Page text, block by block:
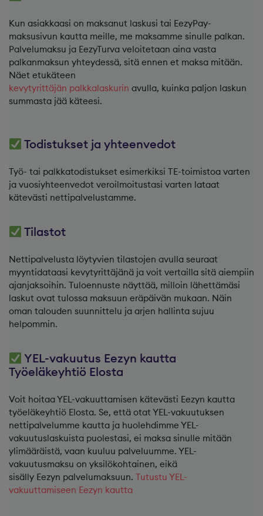
Kun asiakkaasi on maksanut laskusi tai EezyPay-
maksusivun kautta meille, me maksamme sinulle palkan.
Palvelumaksu ja EezyTurva veloitetaan aina vasta
palkanmaksun yhteydessä, sitä ennen et maksa mitään.
Näet etukäteen
kevytyrittäjän palkkalaskurin avulla, kuinka paljon laskun
summasta jää käteesi.
Todistukset ja yhteenvedot
Työ- tai palkkatodistukset esimerkiksi TE-toimistoa varten
ja vuosiyhteenvedot veroilmoitustasi varten lataat
kätevästi nettipalvelustamme.
Tilastot
Nettipalvelusta löytyvien tilastojen avulla seuraat
myyntidataasi kevytyrittäjänä ja voit vertailla sitä aiempiin
ajanjaksoihin. Tuloennuste näyttää, milloin lähettämäsi
laskut ovat tulossa maksuun eräpäivän mukaan. Näin
oman talouden suunnittelu ja arjen hallinta sujuu
helpommin.
YEL-vakuutus Eezyn kautta
Työeläkeyhtiö Elosta
Voit hoitaa YEL-vakuuttamisen kätevästi Eezyn kautta
työeläkeyhtiö Elosta. Se, että otat YEL-vakuutuksen
nettipalvelumme kautta ja huolehdimme YEL-
vakuutuslaskuista puolestasi, ei maksa sinulle mitään
ylimääräistä, vaan kuuluu palveluumme. YEL-
vakuutusmaksu on yksilökohtainen, eikä
sisälly Eezyn palvelumaksuun. Tutustu YEL-
vakuuttamiseen Eezyn kautta